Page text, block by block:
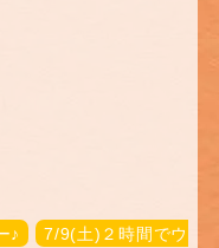
♪
7/9(土)２時間でウ